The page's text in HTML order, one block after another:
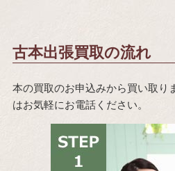
古本出張買取の流れ
本の買取のお申込みから買い取り
はお気軽にお電話ください。